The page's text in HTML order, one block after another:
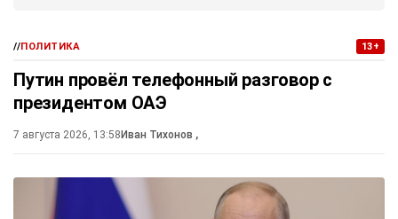
//ПОЛИТИКА 13+
Путин провёл телефонный разговор с
президентом ОАЭ
7 августа 2026, 13:58 Иван Тихонов ,